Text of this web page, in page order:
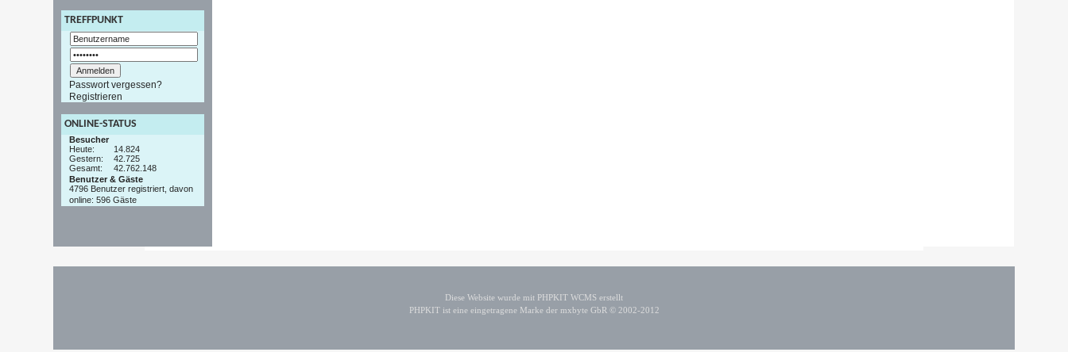
TREFFPUNKT
Passwort vergessen?
Registrieren
ONLINE-STATUS
Besucher
Heute:
14.824
Gestern:
42.725
Gesamt:
42.762.148
Benutzer & Gäste
4796 Benutzer registriert, davon
online: 596 Gäste
Diese Website wurde mit PHPKIT WCMS erstellt
PHPKIT ist eine eingetragene Marke der mxbyte GbR © 2002-2012